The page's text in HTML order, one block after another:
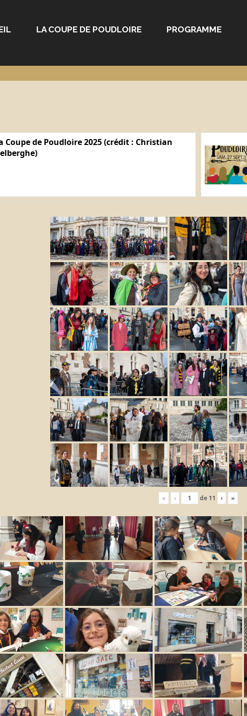
LA COUPE DE POUDLOIRE PROGRAMME
Coupe de Poudloire 2025 (crédit : Christian
« ‹ de 11 › »